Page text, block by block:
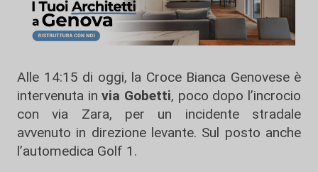
Alle 14:15 di oggi, la Croce Bianca Genovese è
intervenuta invia Gobetti, poco dopo l’incrocio
con via Zara, per un incidente stradale
avvenuto in direzione levante. Sul posto anche
l’automedica Golf 1.